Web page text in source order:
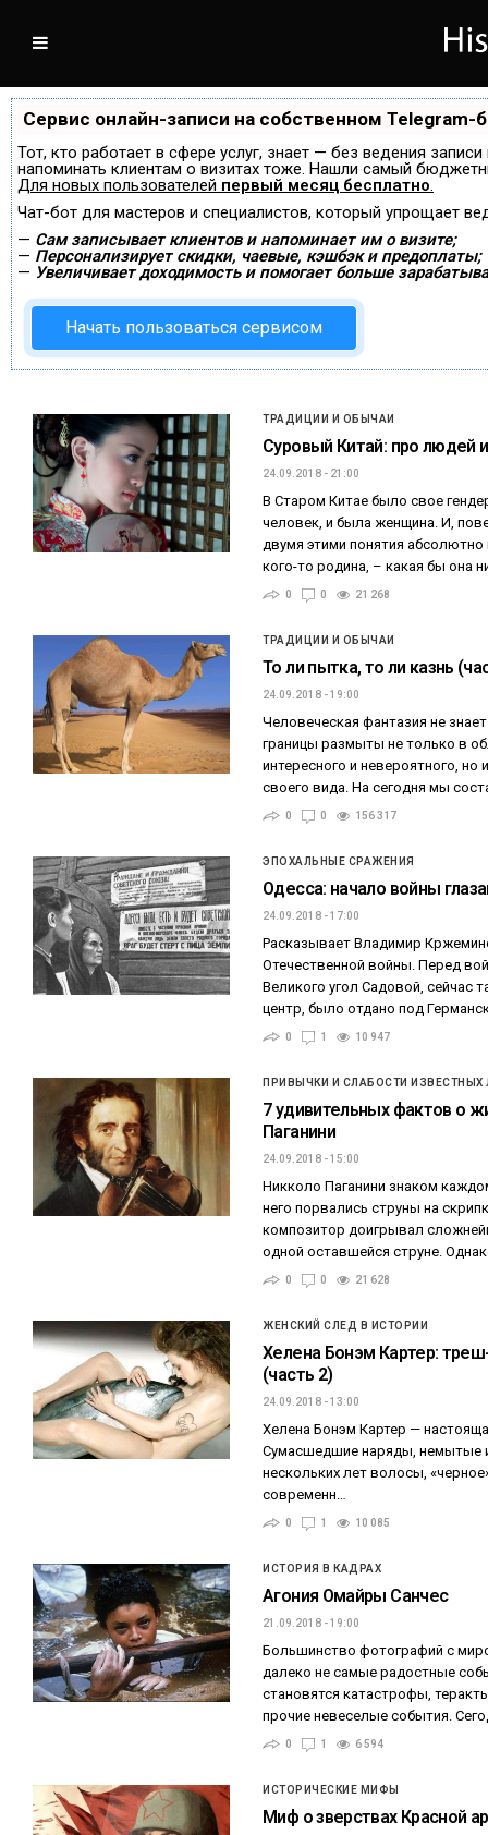
Сервис онлайн-записи на собственном Telegram-
Тот, кто работает в сфере услуг, знает — без ведения
напоминать клиентам о визитах тоже. Нашли самый
Для новых пользователей первый месяц бесплатно.
Чат-бот для мастеров и специалистов, который упрощает
— Сам записывает клиентов и напоминает им о визите;
— Персонализирует скидки, чаевые, кэшбэк и предоплаты;
— Увеличивает доходимость и помогает больше
Начать пользоваться сервисом
ТРАДИЦИИ И ОБЫЧАИ
Суровый Китай: про людей
24.09.2018 - 21:00
В Старом Китае было свое
человек, и была женщина. И,
двумя этими понятия
кого-то родина, – какая бы она
0 0 21 268
ТРАДИЦИИ И ОБЫЧАИ
То ли пытка, то ли казнь
24.09.2018 - 19:00
Человеческая фантазия не
границы размыты не только в
интересного и невероятного, но
своего вида. На сегодня мы
0 0 156 317
ЭПОХАЛЬНЫЕ СРАЖЕНИЯ
Одесса: начало войны
24.09.2018 - 17:00
Расказывает Владимир
Отечественной войны. Перед
Великого угол Садовой, сейчас
центр, было отдано под
0 1 10 947
ПРИВЫЧКИ И СЛАБОСТИ
7 удивительных фактов о
Паганини
24.09.2018 - 15:00
Никколо Паганини знаком
него порвались струны на
композитор доигрывал
одной оставшейся струне.
0 0 21 628
ЖЕНСКИЙ СЛЕД В ИСТОРИИ
Хелена Бонэм Картер:
(часть 2)
24.09.2018 - 13:00
Хелена Бонэм Картер —
Сумасшедшие наряды, немытые
нескольких лет волосы,
современн…
0 1 10 085
ИСТОРИЯ В КАДРАХ
Агония Омайры Санчес
21.09.2018 - 19:00
Большинство фотографий с
далеко не самые радостные
становятся катастрофы,
прочие невеселые события.
0 1 6 594
ИСТОРИЧЕСКИЕ МИФЫ
Миф о зверствах Красной